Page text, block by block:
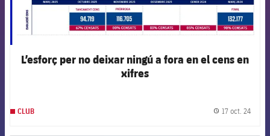
L’esforç per no deixar ningú a fora en el cens en
xifres
CLUB 17 oct. 24